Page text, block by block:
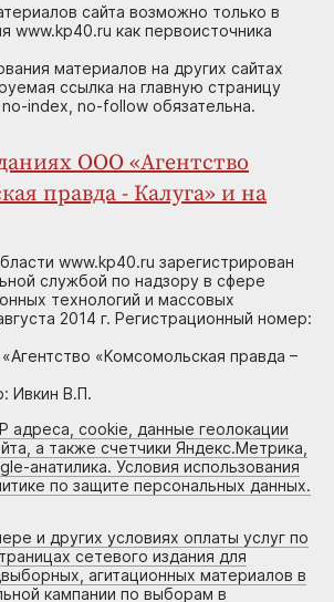
сайта возможно только в
www.kp40.ru как первоисточника
материалов на других сайтах
ссылка на главную страницу
index, no-follow обязательна.
ООО «Агентство
правда - Калуга» и на
www.kp40.ru зарегистрирован
службой по надзору в сфере
технологий и массовых
2014 г. Регистрационный номер:
«Комсомольская правда –
Ивкин В.П.
адреса, cookie, данные геолокации
а также счетчики Яндекс.Метрика,
анатилика. Условия использования
по защите персональных данных.
и других условиях оплаты услуг по
сетевого издания для
агитационных материалов в
кампании по выборам в